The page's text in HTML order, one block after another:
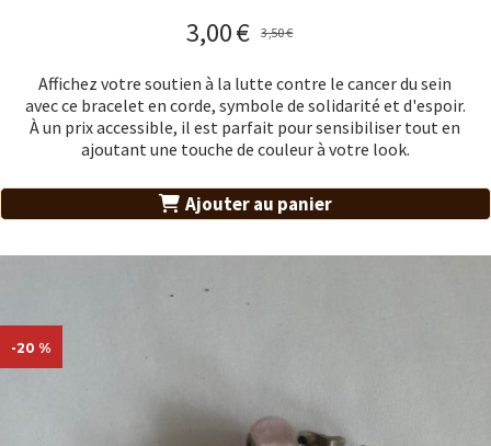
3,00€ 3,50€
Affichez votre soutien à la lutte contre le cancer du sein
avec ce bracelet en corde, symbole de solidarité et d'espoir.
À un prix accessible, il est parfait pour sensibiliser tout en
ajoutant une touche de couleur à votre look.
Ajouter au panier
-20 %